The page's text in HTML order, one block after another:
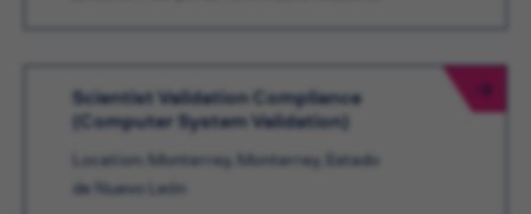
Scientist Validation Compliance
(Computer System Validation)
Location: Monterrey, Monterrey, Estado
de Nuevo León